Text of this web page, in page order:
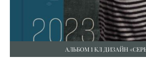
АЛЬБОМ 1 КЛ ДИЗАЙН